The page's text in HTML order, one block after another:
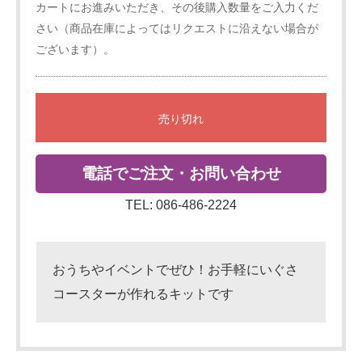
カートにお進みいただき、その後購入数量をご入力くだ
さい（商品在庫によってはリクエストに沿えない場合が
ございます）。
電話でご注文・お問い合わせ
TEL: 086-486-2224
おうちやイベントでぜひ！お手軽にいぐさ
コースターが作れるキットです